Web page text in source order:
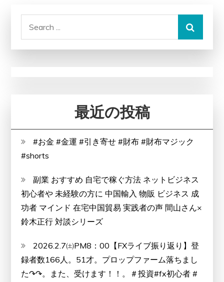
い、
ン
グ
ア
美
容
液、
い
美
肌
最近の投稿
#お金 #金運 #引き寄せ #財布 #財布マジック
#shorts
副業 おすすめ 自宅で稼ぐ方法 ネットビジネス
初心者や 未経験の方に 中国輸入 物販 ビジネス 成
功者 マインド 在宅中国貿易 実践者の声 間山さん×
鈴木正行 対談シリーズ
2026.2.7㈯PM8：00【FXライブ振り返り】登
録者数166人。51才。プロップファーム落ちまし
た↷↷。また、受けます！！。＃投資#fx初心者 #